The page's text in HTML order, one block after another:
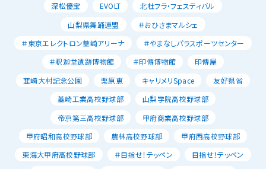
深松優宝
EVOLT
北杜フラ・フェスティバル
山梨県舞踊連盟
＃おひさまマルシェ
＃東京エレクトロン韮崎アリーナ
＃やまなしパラスポーツセンター
＃釈迦堂遺跡博物館
＃印傳博物館
印傳屋
韮崎大村記念公園
栗原恵 キャリメリSpace
友好県省
韮崎工業高校野球部
山梨学院高校野球部
帝京第三高校野球部
甲府商業高校野球部
甲府昭和高校野球部
農林高校野球部
甲府西高校野球部
東海大甲府高校野球部
＃目指せ！テッペン
目指せ！テッペン